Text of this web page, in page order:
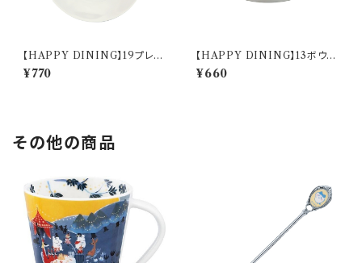
【HAPPY DINING】19プレー
ト(ホワイト)【YMK120】 YMK
121-330
¥770
【HAPPY DINING】13ボウル
(ホワイト)【YMK120】 YMK12
1-358
¥660
その他の商品